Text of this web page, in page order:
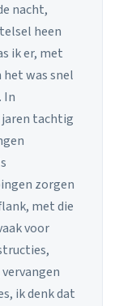
nacht,
heen
ik er, met
was snel
In
jaren tachtig
zorgen
met die
voor
ik denk dat